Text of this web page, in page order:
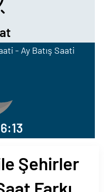
- Ay Batış Saati
Şehirler